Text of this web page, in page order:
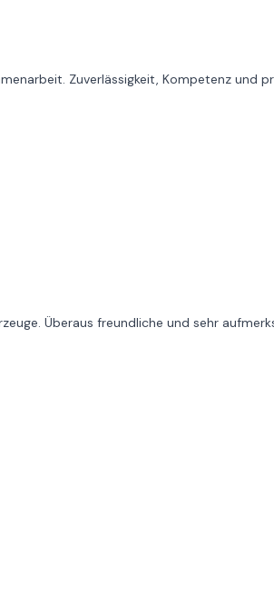
Zuverlässigkeit, Kompetenz und
Überaus freundliche und sehr